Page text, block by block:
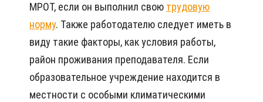
МРОТ, если он выполнил свою трудовую
норму. Также работодателю следует иметь в
виду такие факторы, как условия работы,
район проживания преподавателя. Если
образовательное учреждение находится в
местности с особыми климатическими